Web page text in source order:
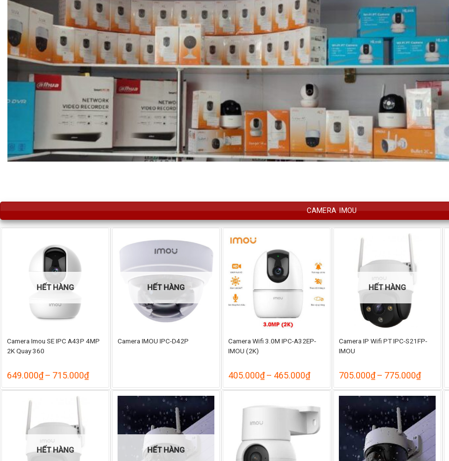
CAMERA IMOU
HẾT HÀNG
Camera Imou SE IPC A43P 4MP
2K Quay 360
649.000₫– 715.000₫Khoảng
từ
715.000₫
HẾT HÀNG
Camera IMOU IPC-D42P
Camera Wifi 3.0M IPC-A32EP-
IMOU (2K)
405.000₫– 465.000₫Khoảng
từ
đến
465.000₫
HẾT HÀNG
Camera IP Wifi PT IPC-S21FP-
IMOU
705.000₫– 775.000₫
từ
đến
HẾT HÀNG HẾT HÀNG